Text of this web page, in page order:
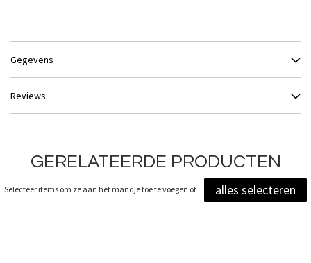
Gegevens
Reviews
GERELATEERDE PRODUCTEN
Selecteer items om ze aan het mandje toe te voegen of alles selecteren